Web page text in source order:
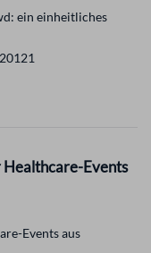
ein einheitliches
Events aus